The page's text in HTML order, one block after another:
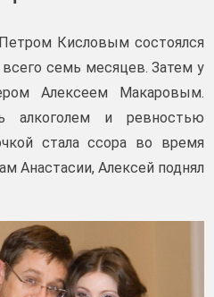
Кисловым состоялся
всего семь месяцев. Затем у
Алексеем Макаровым.
алкоголем и ревностью
стала ссора во время
Анастасии, Алексей поднял